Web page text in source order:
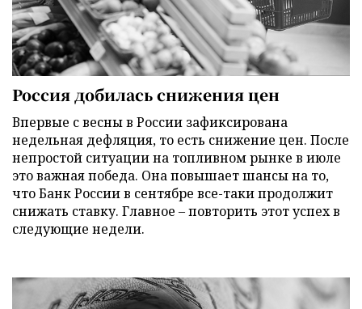
Россия добилась снижения цен
Впервые с весны в России зафиксирована
недельная дефляция, то есть снижение цен. После
непростой ситуации на топливном рынке в июле
это важная победа. Она повышает шансы на то,
что Банк России в сентябре все-таки продолжит
снижать ставку. Главное – повторить этот успех в
следующие недели.